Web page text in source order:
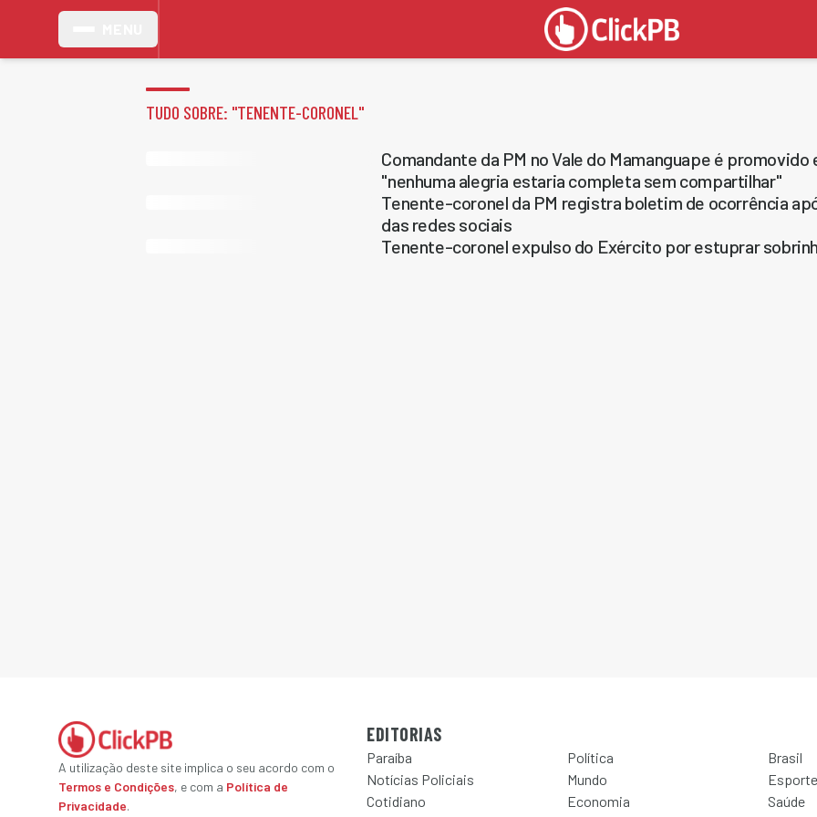
TUDO SOBRE: "TENENTE-CORONEL"
Comandante da PM no Vale do Mamanguape é
"nenhuma alegria estaria completa sem compartilhar"
Tenente-coronel da PM registra boletim de ocorrência
das redes sociais
Tenente-coronel expulso do Exército por estuprar
A utilização deste site implica o seu acordo com o
Termos e Condições, e com a Política de
Privacidade.
EDITORIAS
Paraíba Política
Brasil
Notícias Policiais
Mundo
Esporte
Cotidiano
Economia
Saúde